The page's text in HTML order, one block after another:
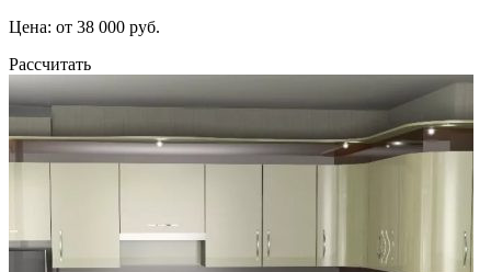
Цена: от 38 000 руб.
Рассчитать